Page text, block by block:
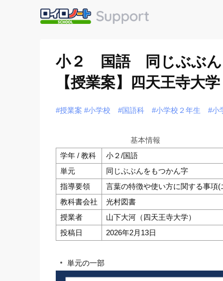
小２ 国語 同じぶぶん
【授業案】四天王寺大
#授業案 #小学校 #国語科 #小学校２年生 #小
基本情報
学年 / 教科
小２/国語
単元
同じぶぶんをもつかん字
指導要領
言葉の特徴や使い方に関する事項(
教科書会社
光村図書
授業者
山下大河（四天王寺大学）
投稿日
2026年2月13日
単元の一部